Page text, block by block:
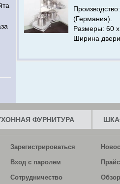
(Германия).
Размеры: 60 х
Ширина
ФУРНИТУРА
Зарегистрироваться
Вход с паролем
Сотрудничество